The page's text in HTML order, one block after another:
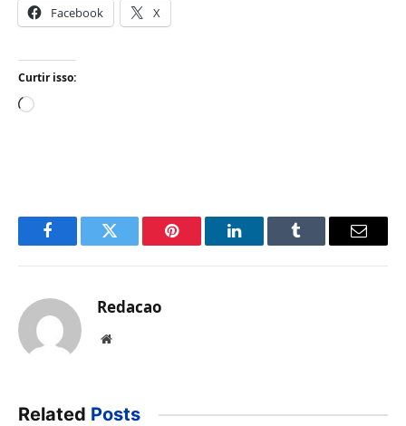
Facebook X
Curtir isso:
Carregando...
FacebookTwitter Pinterest LinkedInTumblr Email
Redacao
Website
Related Posts